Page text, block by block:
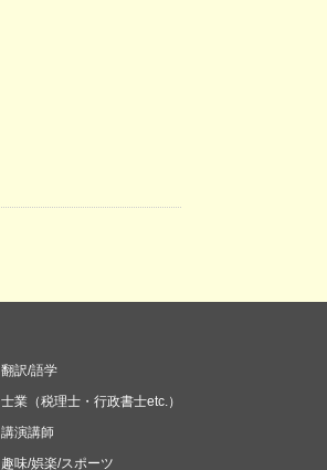
翻訳/語学
士業（税理士・行政書士etc.）
講演講師
趣味/娯楽/スポーツ